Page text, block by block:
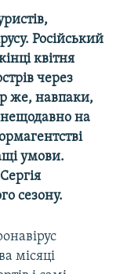
Російський
квітня
через
же, навпаки,
на
умови.
сезону.
місяці